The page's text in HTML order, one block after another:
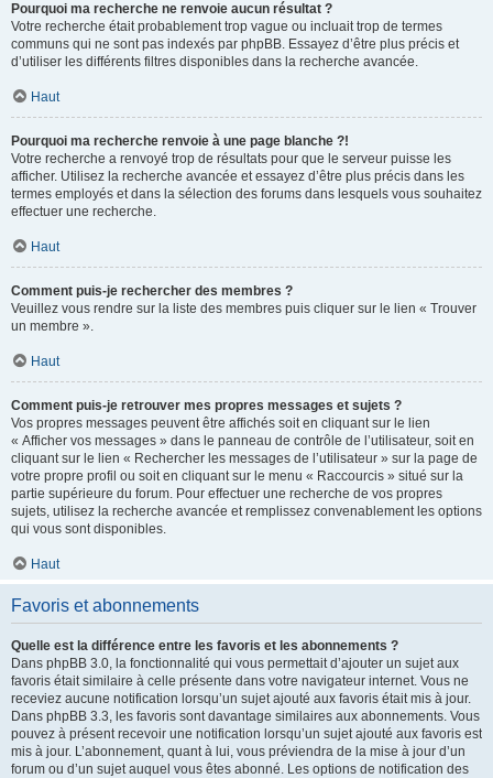
Pourquoi ma recherche ne renvoie aucun résultat ?
Votre recherche était probablement trop vague ou incluait trop de termes
communs qui ne sont pas indexés par phpBB. Essayez d’être plus précis et
d’utiliser les différents filtres disponibles dans la recherche avancée.
Haut
Pourquoi ma recherche renvoie à une page blanche ?!
Votre recherche a renvoyé trop de résultats pour que le serveur puisse les
afficher. Utilisez la recherche avancée et essayez d’être plus précis dans les
termes employés et dans la sélection des forums dans lesquels vous souhaitez
effectuer une recherche.
Haut
Comment puis-je rechercher des membres ?
Veuillez vous rendre sur la liste des membres puis cliquer sur le lien « Trouver
un membre ».
Haut
Comment puis-je retrouver mes propres messages et sujets ?
Vos propres messages peuvent être affichés soit en cliquant sur le lien
« Afficher vos messages » dans le panneau de contrôle de l’utilisateur, soit en
cliquant sur le lien « Rechercher les messages de l’utilisateur » sur la page de
votre propre profil ou soit en cliquant sur le menu « Raccourcis » situé sur la
partie supérieure du forum. Pour effectuer une recherche de vos propres
sujets, utilisez la recherche avancée et remplissez convenablement les options
qui vous sont disponibles.
Haut
Favoris et abonnements
Quelle est la différence entre les favoris et les abonnements ?
Dans phpBB 3.0, la fonctionnalité qui vous permettait d’ajouter un sujet aux
favoris était similaire à celle présente dans votre navigateur internet. Vous ne
receviez aucune notification lorsqu’un sujet ajouté aux favoris était mis à jour.
Dans phpBB 3.3, les favoris sont davantage similaires aux abonnements. Vous
pouvez à présent recevoir une notification lorsqu’un sujet ajouté aux favoris est
mis à jour. L’abonnement, quant à lui, vous préviendra de la mise à jour d’un
forum ou d’un sujet auquel vous êtes abonné. Les options de notification des